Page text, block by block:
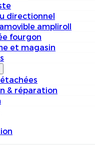
directionnel
ampliroll
fourgon
et magasin
& réparation